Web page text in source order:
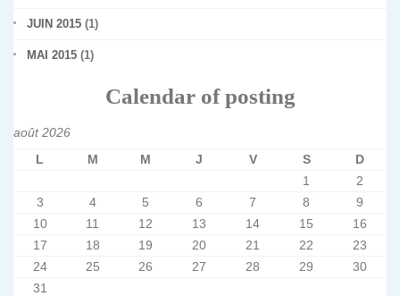
JUIN 2015 (1)
MAI 2015 (1)
Calendar of posting
août 2026
L
M M J V S D
1
2
3
4 5 6 7 8
9
10
11 12 13 14 15
16
17
18 19 20 21 22
23
24
25 26 27 28 29
30
31